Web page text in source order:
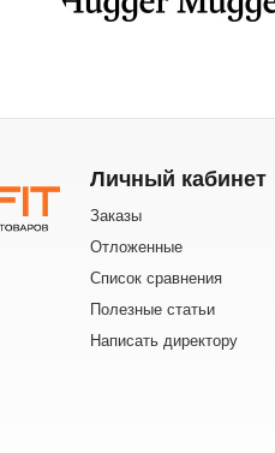
Личный кабинет
Заказы
Отложенные
Список сравнения
Полезные статьи
Написать директору